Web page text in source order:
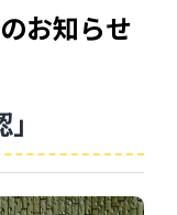
お知らせ